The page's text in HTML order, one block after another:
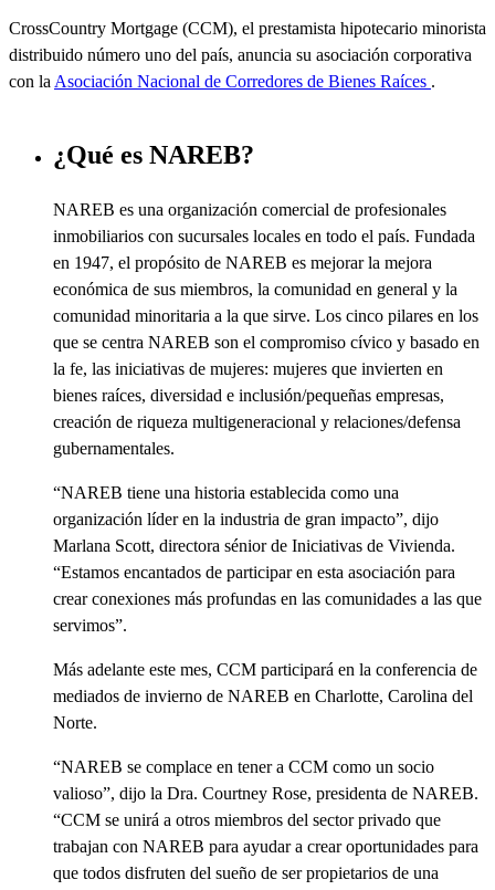
CrossCountry Mortgage (CCM), el prestamista hipotecario minorista
distribuido número uno del país, anuncia su asociación corporativa
con la Asociación Nacional de Corredores de Bienes Raíces .
¿Qué es NAREB?
NAREB es una organización comercial de profesionales
inmobiliarios con sucursales locales en todo el país. Fundada
en 1947, el propósito de NAREB es mejorar la mejora
económica de sus miembros, la comunidad en general y la
comunidad minoritaria a la que sirve. Los cinco pilares en los
que se centra NAREB son el compromiso cívico y basado en
la fe, las iniciativas de mujeres: mujeres que invierten en
bienes raíces, diversidad e inclusión/pequeñas empresas,
creación de riqueza multigeneracional y relaciones/defensa
gubernamentales.
“NAREB tiene una historia establecida como una
organización líder en la industria de gran impacto”, dijo
Marlana Scott, directora sénior de Iniciativas de Vivienda.
“Estamos encantados de participar en esta asociación para
crear conexiones más profundas en las comunidades a las que
servimos”.
Más adelante este mes, CCM participará en la conferencia de
mediados de invierno de NAREB en Charlotte, Carolina del
Norte.
“NAREB se complace en tener a CCM como un socio
valioso”, dijo la Dra. Courtney Rose, presidenta de NAREB.
“CCM se unirá a otros miembros del sector privado que
trabajan con NAREB para ayudar a crear oportunidades para
que todos disfruten del sueño de ser propietarios de una